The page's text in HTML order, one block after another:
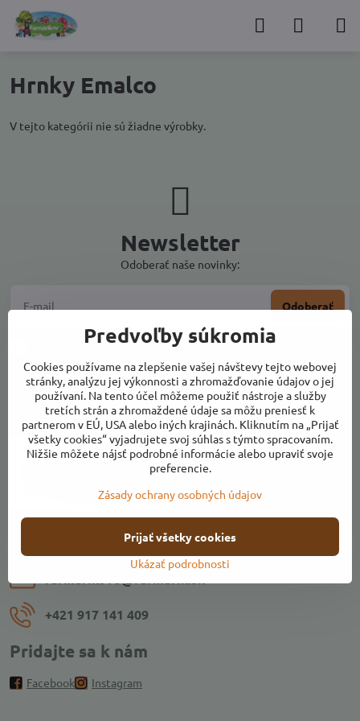
Hrnky Emalco
V tejto kategórii nie sú žiadne výrobky.
Newsletter
Odoberať naše novinky:
Odoberať
Chcem sa prihlásiť k odberu noviniek e-mailom
Kontakty
+421 917 141 409
Pridajte sa k nám
Facebook Instagram
Predvoľby súkromia
Cookies používame na zlepšenie vašej návštevy tejto webovej
stránky, analýzu jej výkonnosti a zhromažďovanie údajov o jej
používaní. Na tento účel môžeme použiť nástroje a služby
tretích strán a zhromaždené údaje sa môžu preniesť k
partnerom v EÚ, USA alebo iných krajinách. Kliknutím na „Prijať
všetky cookies“ vyjadrujete svoj súhlas s týmto spracovaním.
Nižšie môžete nájsť podrobné informácie alebo upraviť svoje
preferencie.
Zásady ochrany osobných údajov
Ukázať podrobnosti
Prijať všetky cookies